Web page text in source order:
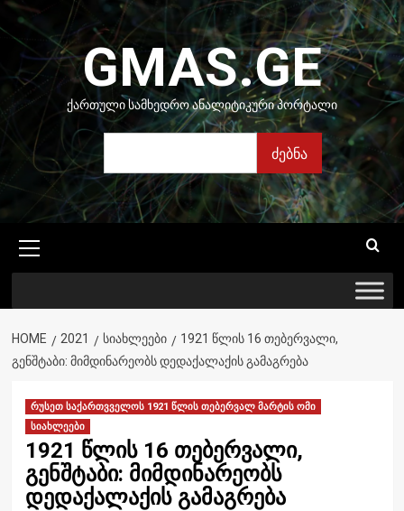
Skip
to
content
GMAS.GE
ᲥᲐᲠᲗᲣᲚᲘ ᲡᲐᲛᲮᲔᲓᲠᲝ ᲐᲜᲐᲚᲘᲢᲘᲙᲣᲠᲘ ᲞᲝᲠᲢᲐᲚᲘ
ძებნა
Menu
HOME 2021 ᲡᲘᲐᲮᲚᲔᲔᲑᲘ
1921 ᲬᲚᲘᲡ 16 ᲗᲔᲑᲔᲠᲕᲐᲚᲘ,
ᲒᲔᲜᲨᲢᲐᲑᲘ: ᲛᲘᲛᲓᲘᲜᲐᲠᲔᲝᲑᲡ ᲓᲔᲓᲐᲥᲐᲚᲐᲥᲘᲡ ᲒᲐᲛᲐᲒᲠᲔᲑᲐ
რუსეთ საქართვველოს 1921 წლის თებერვალ მარტის ომი
სიახლეები
1921 წლის 16 თებერვალი,
გენშტაბი: მიმდინარეობს
დედაქალაქის გამაგრება